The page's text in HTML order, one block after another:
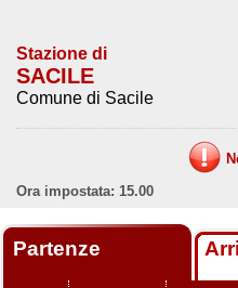
Stazione di
SACILE
Comune di Sacile
Ora impostata: 15.00
Partenze